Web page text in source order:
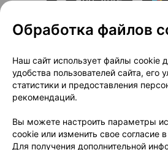
О проекте
Новости
Размещение рекламы
Публичный договор
Способы оплаты
Написать
Обработка файлов
Наш сайт использует файлы cookie
удобства пользователей сайта, его
статистики и предоставления
рекомендаций.
Вы можете настроить параметры
cookie или изменить свое согласие
Для получения дополнительной